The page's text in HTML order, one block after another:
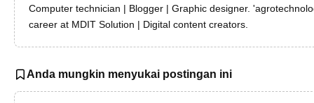
Computer technician | Blogger | Graphic designer.
career at MDIT Solution | Digital content creators.
Anda mungkin menyukai postingan ini